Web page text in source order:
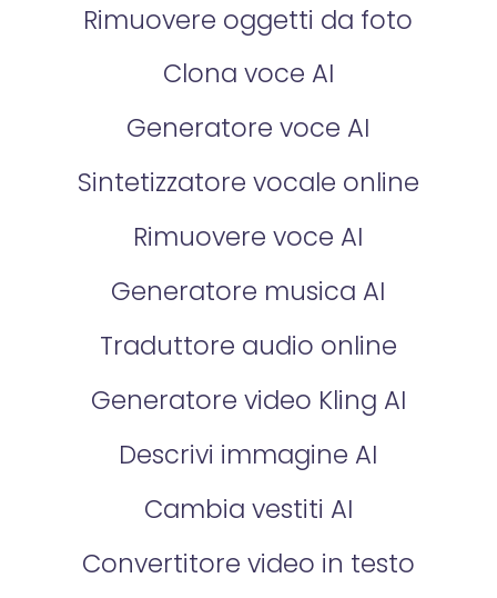
Rimuovere oggetti da foto
Clona voce AI
Generatore voce AI
Sintetizzatore vocale online
Rimuovere voce AI
Generatore musica AI
Traduttore audio online
Generatore video Kling AI
Descrivi immagine AI
Cambia vestiti AI
Convertitore video in testo